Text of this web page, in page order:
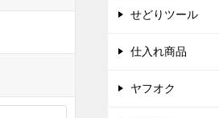
せどりツール
仕入れ商品
ヤフオク